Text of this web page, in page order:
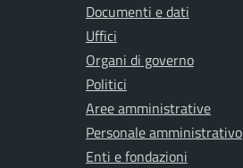
Documenti e dati
Uffici
Organi di governo
Politici
Aree amministrative
Personale amministrativo
Enti e fondazioni